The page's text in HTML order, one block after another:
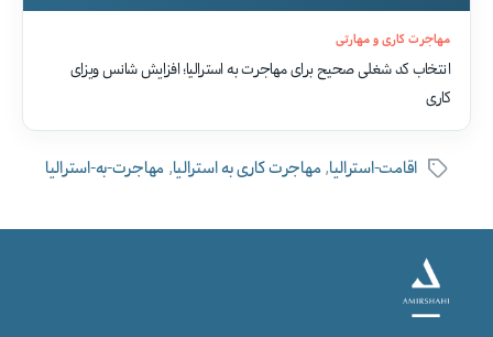
مهاجرت کاری و مهارتی
انتخاب کد شغلی صحیح برای مهاجرت به استرالیا؛ افزایش شانس ویزای
کاری
برچسب‌ها
اقامت-استرالیا,مهاجرت کاری به استرالیا, مهاجرت-به-استرالیا